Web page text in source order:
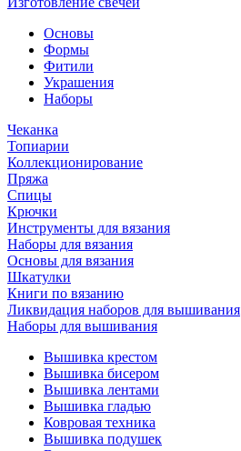
Основы
Формы
Фитили
Украшения
Наборы
Чеканка
Топиарии
Коллекционирование
Пряжа
Спицы
Крючки
Инструменты для вязания
Наборы для вязания
Основы для вязания
Шкатулки
Книги по вязанию
Ликвидация наборов для вышивания
Наборы для вышивания
Вышивка крестом
Вышивка бисером
Вышивка лентами
Вышивка гладью
Ковровая техника
Вышивка подушек